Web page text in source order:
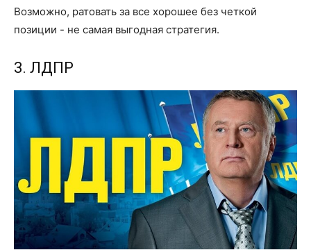
Возможно, ратовать за все хорошее без четкой
позиции - не самая выгодная стратегия.
3. ЛДПР